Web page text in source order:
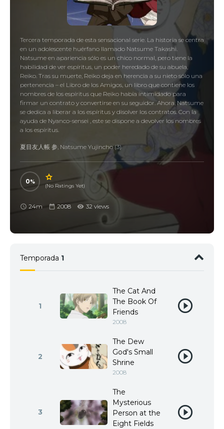
Tercera temporada de esta sensacional serie. La historia se centra
en un adolescente huérfano llamado Natsume Takashi.
Natsume en apariencia sólo es un chico normal, pero tiene la
habilidad de ver espíritus, un poder heredado de su abuela,
Reiko. Tras su muerte, Reiko deja en herencia a su nieto sólo una
pertenencia – el Libro de los Amigos, un libro que contiene los
nombres de los espíritus que Reiko había intimidado para
firmar un contrato y convertirse en su seguidor. Ahora, Natsume
se dedica a liberar a los espíritus y disolver los contratos. Con la
ayuda de Nyanco-sensei , este se dispone a devolver los nombres
a los espíritus.
夏目友人帳 参, Natsume Yujincho (3)
0
(No Ratings Yet)
24m 2008 32 views
Temporada 1
1
The Cat And
The Book Of
Friends
2008
2
The Dew
God's Small
Shrine
2008
3
The
Mysterious
Person at the
Eight Fields